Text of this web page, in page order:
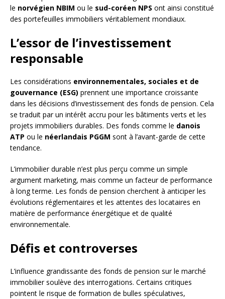
le norvégien NBIM ou le sud-coréen NPS ont ainsi constitué
des portefeuilles immobiliers véritablement mondiaux.
L’essor de l’investissement
responsable
Les considérations environnementales, sociales et de
gouvernance (ESG) prennent une importance croissante
dans les décisions d’investissement des fonds de pension. Cela
se traduit par un intérêt accru pour les bâtiments verts et les
projets immobiliers durables. Des fonds comme le danois
ATP ou le néerlandais PGGM sont à l’avant-garde de cette
tendance.
L’immobilier durable n’est plus perçu comme un simple
argument marketing, mais comme un facteur de performance
à long terme. Les fonds de pension cherchent à anticiper les
évolutions réglementaires et les attentes des locataires en
matière de performance énergétique et de qualité
environnementale.
Défis et controverses
L’influence grandissante des fonds de pension sur le marché
immobilier soulève des interrogations. Certains critiques
pointent le risque de formation de bulles spéculatives,